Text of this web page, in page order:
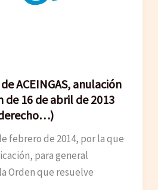
ACEINGAS, anulación
de 16 de abril de 2013
febrero de 2014, por la que
para general
Orden que resuelve